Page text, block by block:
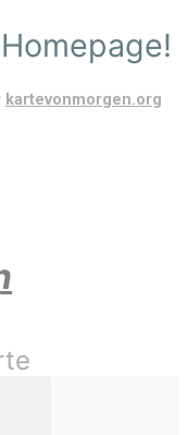
kartevonmorgen.org